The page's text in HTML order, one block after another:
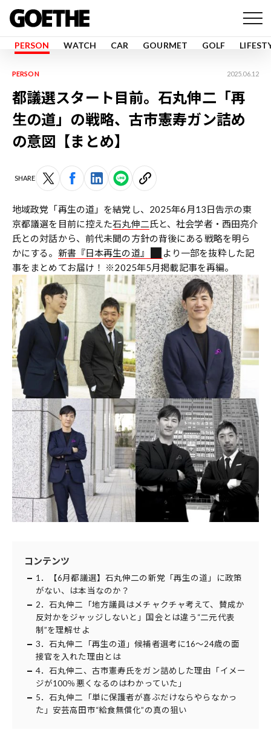
PERSON WATCH CAR GOURMET GOLF
PERSON 2025.06.12
都議選スタート目前。石丸伸二「再
生の道」の戦略、古市憲寿ガン詰め
の意図【まとめ】
SHARE
地域政党「再生の道」を結党し、2025年6月13日告示の東
京都議選を目前に控えた石丸伸二 氏と、社会学者・西田亮介
氏との対話から、前代未聞の方針の背後にある戦略を明ら
かにする。 新書『日本再生の道』
より一部を抜粋した記
事をまとめてお届け！ ※2025年5月掲載記事を再編。
コンテンツ
1．【6月都議選】石丸伸二の新党「再生の道」に政策
がない、は本当なのか？
2．石丸伸二「地方議員はメチャクチャ考えて、賛成か
反対かをジャッジしないと」国会とは違う“二元代表
制”を理解せよ
3．石丸伸二「再生の道」候補者選考に16〜24歳の面
接官を入れた理由とは
4．石丸伸二、古市憲寿氏をガン詰めした理由「イメー
ジが100％悪くなるのはわかっていた」
5．石丸伸二「単に保護者が喜ぶだけならやらなかっ
た」安芸高田市“給食無償化”の真の狙い